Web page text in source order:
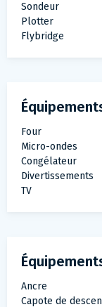
Sondeur
Plotter
Flybridge
Four
Micro-ondes
Congélateur
Divertissements
TV
Ancre
Capote de